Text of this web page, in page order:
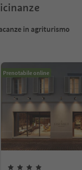
in agriturismo
Prenotabile online